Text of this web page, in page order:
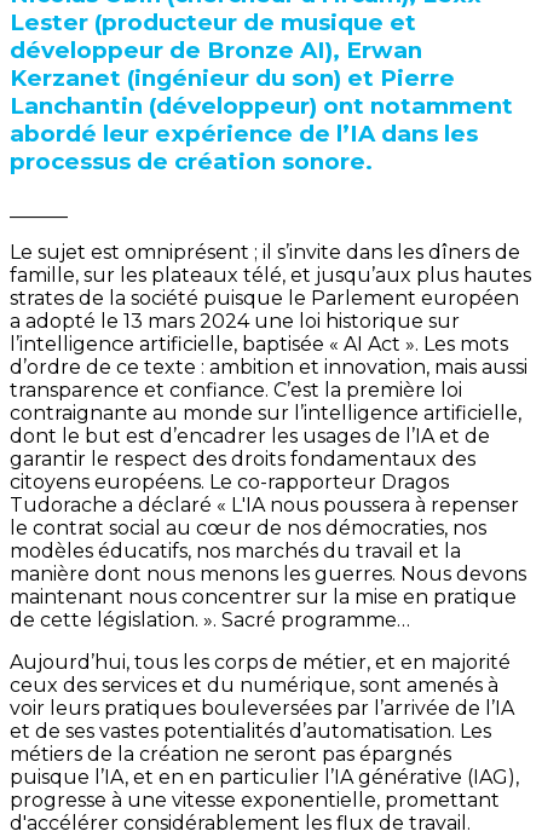
Lester (producteur de musique et
développeur de Bronze AI), Erwan
Kerzanet (ingénieur du son) et Pierre
Lanchantin (développeur) ont notamment
abordé leur expérience de l’IA dans les
processus de création sonore.
Le sujet est omniprésent ; il s’invite dans les dîners de
famille, sur les plateaux télé, et jusqu’aux plus hautes
strates de la société puisque le Parlement européen
a adopté le 13 mars 2024 une loi historique sur
l’intelligence artificielle, baptisée « AI Act ». Les mots
d’ordre de ce texte : ambition et innovation, mais aussi
transparence et confiance. C’est la première loi
contraignante au monde sur l’intelligence artificielle,
dont le but est d’encadrer les usages de l’IA et de
garantir le respect des droits fondamentaux des
citoyens européens. Le co-rapporteur Dragos
Tudorache a déclaré « L'IA nous poussera à repenser
le contrat social au cœur de nos démocraties, nos
modèles éducatifs, nos marchés du travail et la
manière dont nous menons les guerres. Nous devons
maintenant nous concentrer sur la mise en pratique
de cette législation. ». Sacré programme…
Aujourd’hui, tous les corps de métier, et en majorité
ceux des services et du numérique, sont amenés à
voir leurs pratiques bouleversées par l’arrivée de l’IA
et de ses vastes potentialités d’automatisation. Les
métiers de la création ne seront pas épargnés
puisque l’IA, et en en particulier l’IA générative (IAG),
progresse à une vitesse exponentielle, promettant
d'accélérer considérablement les flux de travail.